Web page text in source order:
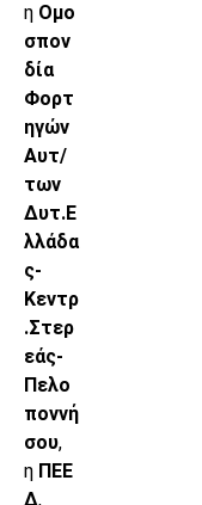
η Ομο
σπον
δία
Φορτ
ηγών
Αυτ/
των
Δυτ.Ε
λλάδα
ς-
Κεντρ
.Στερ
εάς-
Πελο
ποννή
σου,
η ΠΕΕ
Δ,